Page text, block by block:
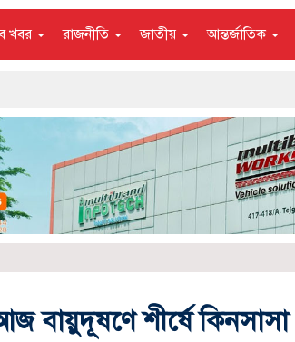
খবর রাজনীতি জাতীয় আন্তর্জাতিক
বায়ুদূষণে শীর্ষে কিনসাসা